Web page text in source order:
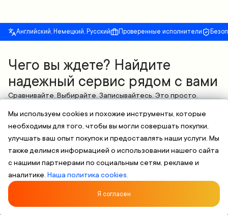
Английский, Немецкий, Русский Проверенные исполнители
Чего вы ждете? Найдите
надежный сервис рядом с вами
Сравнивайте. Выбирайте. Записывайтесь. Это просто.
соответствует вашим требованиям
Проверенные профили-Квалифицированные специалисты с
подтвержденным опытом
Гибкое планирование-Записывайтесь онлайн и выбирайте
удобное время без лишних хлопот
НАЙТИ УСЛУГУ
Оценка 5/5 от 107 Клиентов
Мы используем cookies и похожие инструменты, которые
необходимы для того, чтобы вы могли совершать покупки,
улучшать ваш опыт покупок и предоставлять наши услуги. Мы
также делимся информацией о использовании нашего сайта
с нашими партнерами по социальным сетям, рекламе и
аналитике. Наша политика cookies.
Я согласен